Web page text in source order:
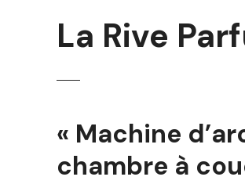
La Rive
« Machine
chambre à